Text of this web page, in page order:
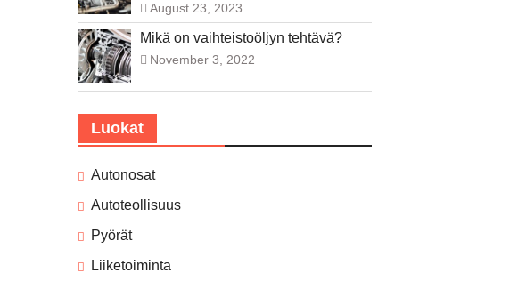
August 23, 2023
Mikä on vaihteistoöljyn tehtävä?
November 3, 2022
Luokat
Autonosat
Autoteollisuus
Pyörät
Liiketoiminta